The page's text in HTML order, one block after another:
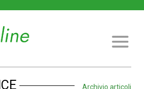
Archivio articoli